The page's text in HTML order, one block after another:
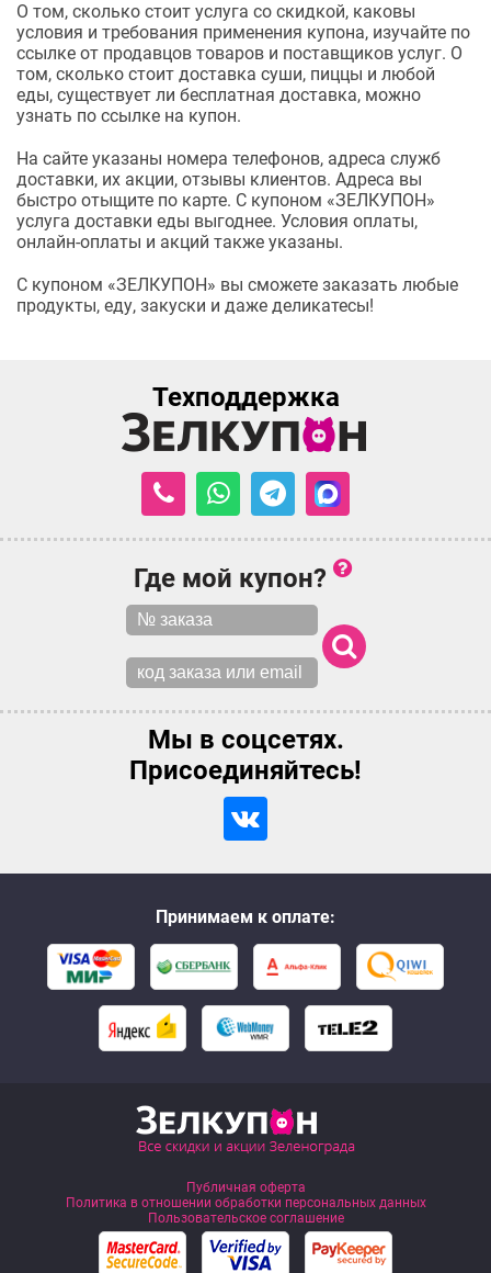
О том, сколько стоит услуга со скидкой, каковы
условия и требования применения купона, изучайте по
ссылке от продавцов товаров и поставщиков услуг. О
том, сколько стоит доставка суши, пиццы и любой
еды, существует ли бесплатная доставка, можно
узнать по ссылке на купон.
На сайте указаны номера телефонов, адреса служб
доставки, их акции, отзывы клиентов. Адреса вы
быстро отыщите по карте. С купоном «ЗЕЛКУПОН»
услуга доставки еды выгоднее. Условия оплаты,
онлайн-оплаты и акций также указаны.
С купоном «ЗЕЛКУПОН» вы сможете заказать любые
продукты, еду, закуски и даже деликатесы!
Техподдержка
Где мой купон?
Мы в соцсетях.
Присоединяйтесь!
Принимаем к оплате:
Публичная оферта
Политика в отношении обработки персональных данных
Пользовательское соглашение